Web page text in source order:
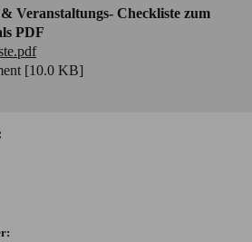
Veranstaltungs- Checkliste zum
PDF
[10.0 KB]